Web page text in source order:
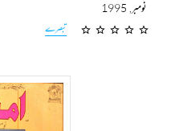
نومبر, 1995
تبصرے